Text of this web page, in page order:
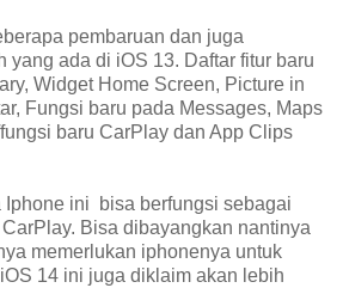
pembaruan dan juga
yang ada di iOS 13. Daftar fitur baru
Widget Home Screen, Picture in
Fungsi baru pada Messages, Maps
baru CarPlay dan App Clips
Iphone ini bisa berfungsi sebagai
Bisa dibayangkan nantinya
memerlukan iphonenya untuk
14 ini juga diklaim akan lebih